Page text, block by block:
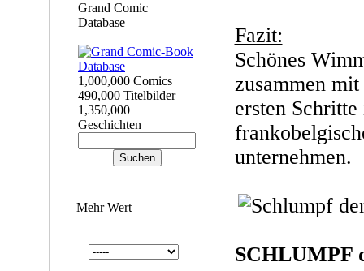
Grand Comic
Database
1,000,000 Comics
490,000 Titelbilder
1,350,000
Geschichten
Mehr Wert
Fazit:
Schönes
zusammen
ersten
unternehmen.
SCHLUMPF